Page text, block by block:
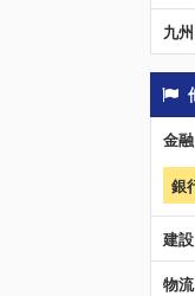
九
金融
銀
建
物